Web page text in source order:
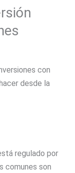
con
desde la
regulado por
comunes son